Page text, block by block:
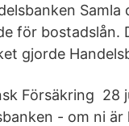
för bostadslån.
gjorde
Försäkring
- om ni